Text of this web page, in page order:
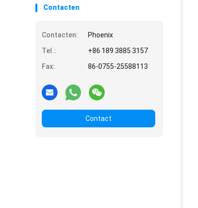
Contacten
Contacten:
Phoenix
Tel.:
+86 189 3885 3157
Fax:
86-0755-25588113
Contact